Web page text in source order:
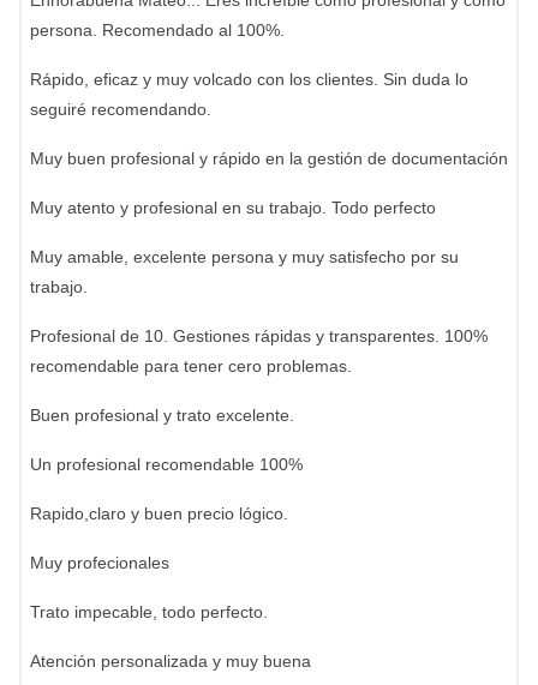
persona. Recomendado al 100%.
Rápido, eficaz y muy volcado con los clientes. Sin duda lo
seguiré recomendando.
Muy buen profesional y rápido en la gestión de documentación
Muy atento y profesional en su trabajo. Todo perfecto
Muy amable, excelente persona y muy satisfecho por su
trabajo.
Profesional de 10. Gestiones rápidas y transparentes. 100%
recomendable para tener cero problemas.
Buen profesional y trato excelente.
Un profesional recomendable 100%
Rapido,claro y buen precio lógico.
Muy profecionales
Trato impecable, todo perfecto.
Atención personalizada y muy buena